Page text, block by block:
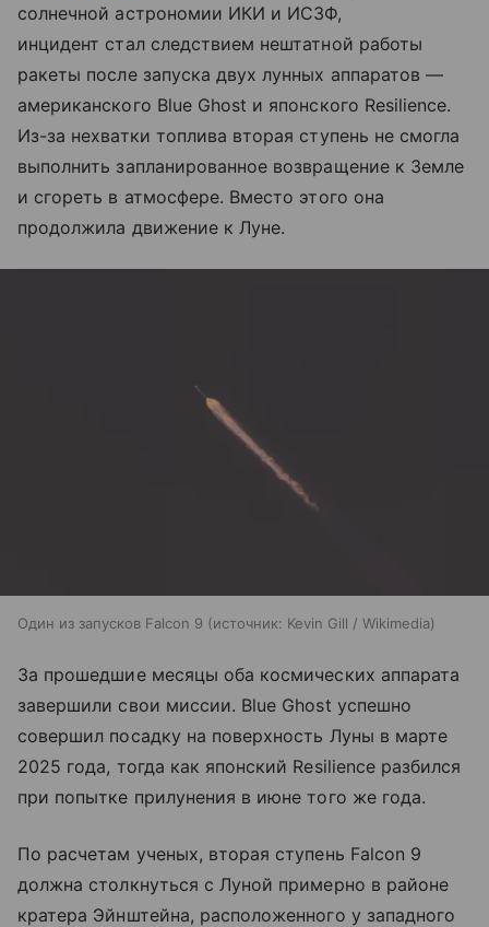
солнечной астрономии ИКИ и ИСЗФ,
инцидент стал следствием нештатной работы
ракеты после запуска двух лунных аппаратов —
американского Blue Ghost и японского Resilience.
Из-за нехватки топлива вторая ступень не смогла
выполнить запланированное возвращение к Земле
и сгореть в атмосфере. Вместо этого она
продолжила движение к Луне.
Один из запусков Falcon 9 источник: Kevin Gill / Wikimedia
За прошедшие месяцы оба космических аппарата
завершили свои миссии. Blue Ghost успешно
совершил посадку на поверхность Луны в марте
2025 года, тогда как японский Resilience разбился
при попытке прилунения в июне того же года.
По расчетам ученых, вторая ступень Falcon 9
должна столкнуться с Луной примерно в районе
кратера Эйнштейна, расположенного у западного